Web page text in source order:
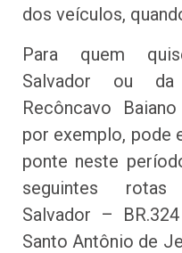
dos veículos,
Para quem
Salvador ou
Recôncavo
por exemplo, pode
ponte neste
seguintes rotas
Salvador –
Santo Antônio de